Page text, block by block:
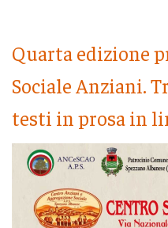
Quarta edizione
Sociale Anziani.
testi in prosa in